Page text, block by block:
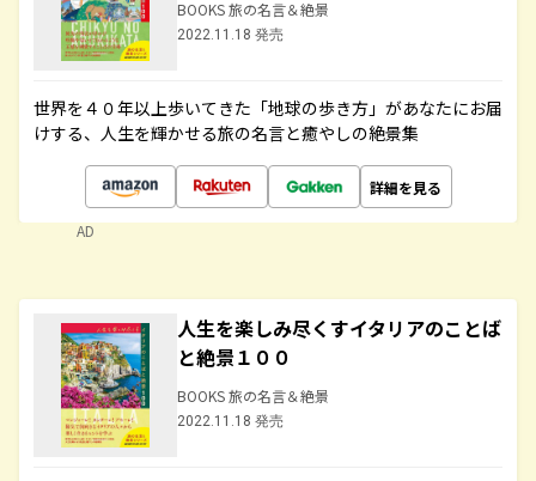
BOOKS 旅の名言＆絶景
2022.11.18 発売
世界を４０年以上歩いてきた「地球の歩き方」があなたにお届
けする、人生を輝かせる旅の名言と癒やしの絶景集
詳細を見る
AD
人生を楽しみ尽くすイタリアのことば
と絶景１００
BOOKS 旅の名言＆絶景
2022.11.18 発売